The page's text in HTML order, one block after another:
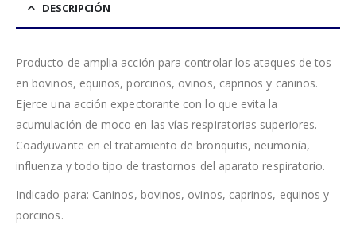
DESCRIPCIÓN
Producto de amplia acción para controlar los ataques de tos
en bovinos, equinos, porcinos, ovinos, caprinos y caninos.
Ejerce una acción expectorante con lo que evita la
acumulación de moco en las vías respiratorias superiores.
Coadyuvante en el tratamiento de bronquitis, neumonía,
influenza y todo tipo de trastornos del aparato respiratorio.
Indicado para: Caninos, bovinos, ovinos, caprinos, equinos y
porcinos.